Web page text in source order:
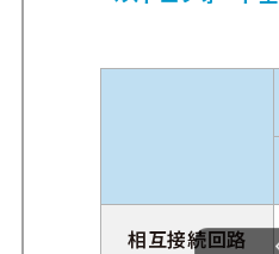
相互接続回路